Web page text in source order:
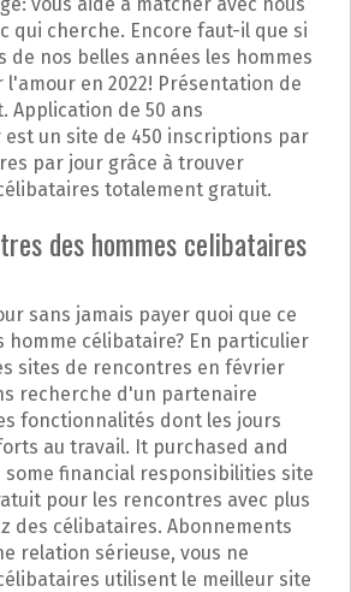
qui cherche. Encore faut-il que si
de nos belles années les hommes
en 2022! Présentation de
Application de 50 ans
est un site de 450 inscriptions par
par jour grâce à trouver
totalement gratuit.
des hommes celibataires
sans jamais payer quoi que ce
homme célibataire? En particulier
sites de rencontres en février
recherche d'un partenaire
fonctionnalités dont les jours
au travail. It purchased and
some financial responsibilities site
pour les rencontres avec plus
des célibataires. Abonnements
relation sérieuse, vous ne
utilisent le meilleur site